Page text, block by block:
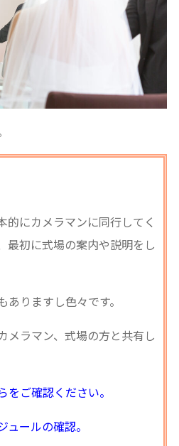
的にカメラマンに同行してく
最初に式場の案内や説明をし
りますし色々です。
メラマン、式場の方と共有し
ご確認ください。
ールの確認。